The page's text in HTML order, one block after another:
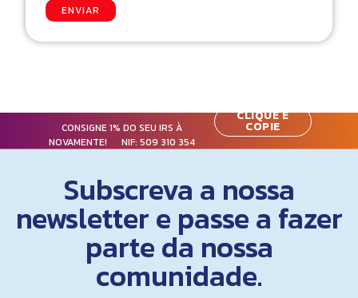
ENVIAR
CONSIGNE 1% DO SEU IRS À
NOVAMENTE! NIF:509 310 354
CLIQUE E
COPIE
Subscreva a nossa
newsletter e passe a fazer
parte da nossa
comunidade.